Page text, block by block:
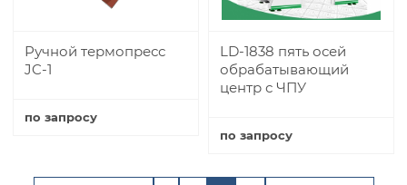
Ручной термопресс
JC-1
по запросу
LD-1838 пять осей
обрабатывающий
центр с ЧПУ
по запросу